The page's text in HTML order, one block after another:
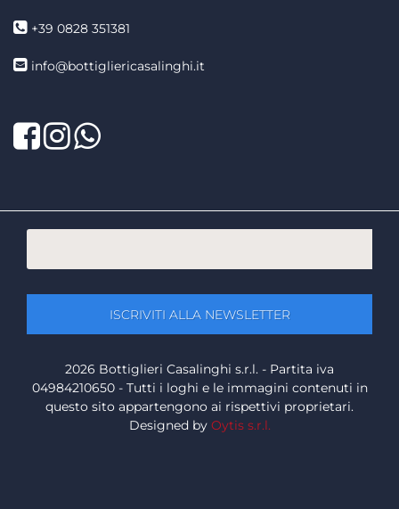
+39 0828 351381
info@bottigliericasalinghi.it
Facebook
TwitterLinkedIn
2026 Bottiglieri Casalinghi s.r.l. - Partita iva
04984210650 - Tutti i loghi e le immagini contenuti in
questo sito appartengono ai rispettivi proprietari.
Designed by Oytis s.r.l.